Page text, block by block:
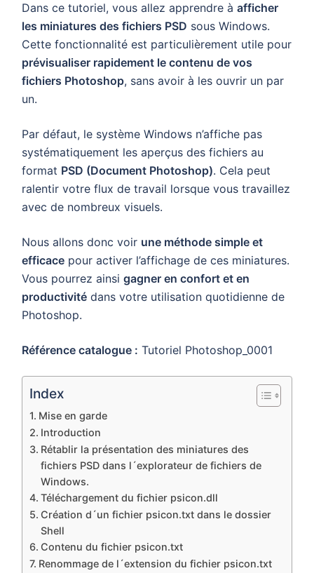
Dans ce tutoriel, vous allez apprendre à afficher
les miniatures des fichiers PSD sous Windows.
Cette fonctionnalité est particulièrement utile pour
prévisualiser rapidement le contenu de vos
fichiers Photoshop, sans avoir à les ouvrir un par
un.
Par défaut, le système Windows n’affiche pas
systématiquement les aperçus des fichiers au
format PSD (Document Photoshop). Cela peut
ralentir votre flux de travail lorsque vous travaillez
avec de nombreux visuels.
Nous allons donc voir une méthode simple et
efficace pour activer l’affichage de ces miniatures.
Vous pourrez ainsi gagner en confort et en
productivité dans votre utilisation quotidienne de
Photoshop.
Référence catalogue : Tutoriel Photoshop_0001
Index
Mise en garde
Introduction
Rétablir la présentation des miniatures des
fichiers PSD dans l´explorateur de fichiers de
Windows.
Téléchargement du fichier psicon.dll
Création d´un fichier psicon.txt dans le dossier
Shell
Contenu du fichier psicon.txt
Renommage de l´extension du fichier psicon.txt